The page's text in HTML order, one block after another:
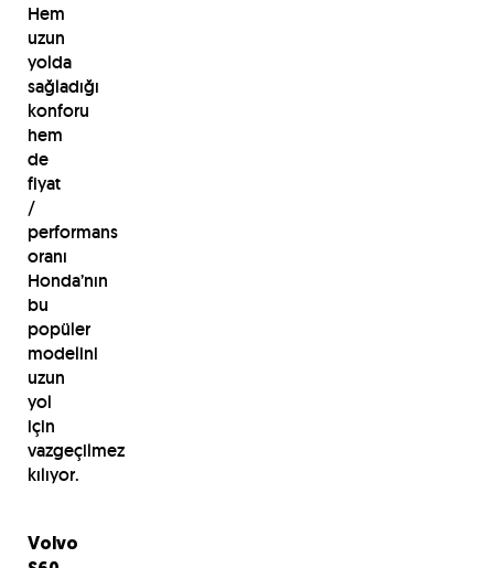
Hem
uzun
yolda
sağladığı
konforu
hem
de
fiyat
/
performans
oranı
Honda’nın
bu
popüler
modelini
uzun
yol
için
vazgeçilmez
kılıyor.
Volvo